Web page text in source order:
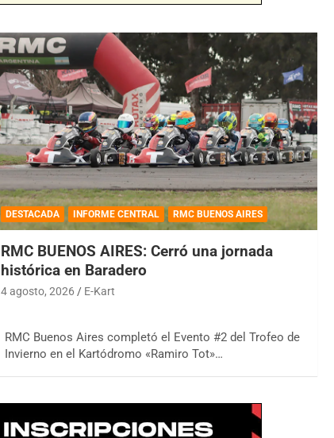
DESTACADA INFORME CENTRAL RMC BUENOS AIRES
RMC BUENOS AIRES: Cerró una jornada
histórica en Baradero
4 agosto, 2026 E-Kart
RMC Buenos Aires completó el Evento #2 del Trofeo de
Invierno en el Kartódromo «Ramiro Tot»…